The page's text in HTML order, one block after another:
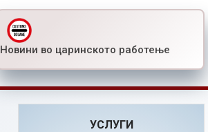
Новини во царинското работење
УСЛУГИ